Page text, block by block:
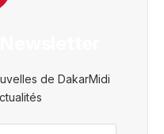
de DakarMidi